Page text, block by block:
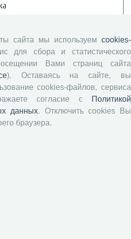
сайта мы используем cookies-
для сбора и статистического
Вами страниц сайта
). Оставаясь на сайте, вы
cookies-файлов, сервиса
согласие с
Политикой
данных. Отключить cookies Вы
браузера.